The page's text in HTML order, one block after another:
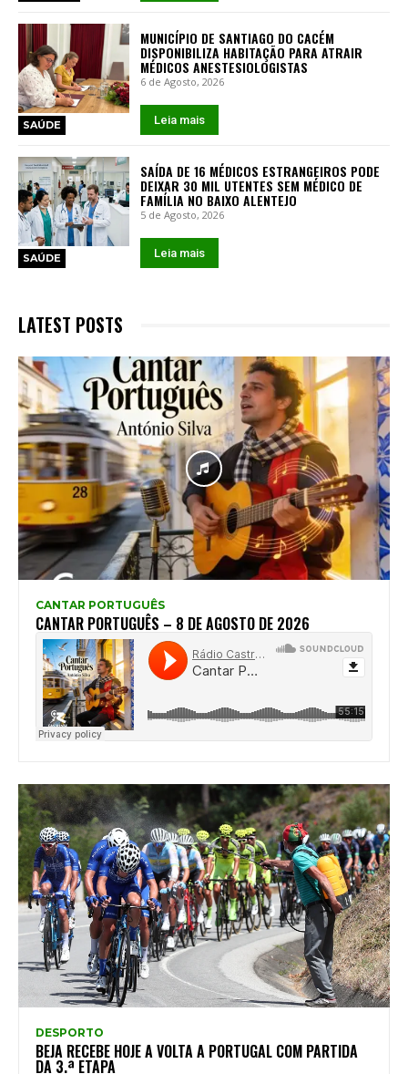
SAÚDE
MUNICÍPIO DE SANTIAGO DO CACÉM
DISPONIBILIZA HABITAÇÃO PARA ATRAIR
MÉDICOS ANESTESIOLOGISTAS
6 de Agosto, 2026
Leia mais
SAÚDE
SAÍDA DE 16 MÉDICOS ESTRANGEIROS PODE
DEIXAR 30 MIL UTENTES SEM MÉDICO DE
FAMÍLIA NO BAIXO ALENTEJO
5 de Agosto, 2026
Leia mais
LATEST POSTS
CANTAR PORTUGUÊS
CANTAR PORTUGUÊS – 8 DE AGOSTO DE 2026
DESPORTO
BEJA RECEBE HOJE A VOLTA A PORTUGAL COM PARTIDA
DA 3.ª ETAPA